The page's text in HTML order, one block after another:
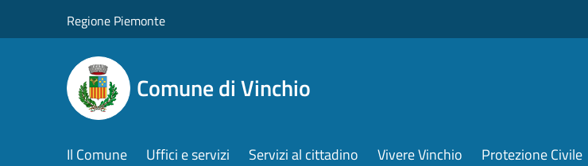
Regione Piemonte
Comune di Vinchio
Il Comune Uffici e servizi Servizi al cittadino Vivere Vinchio Protezione Civile